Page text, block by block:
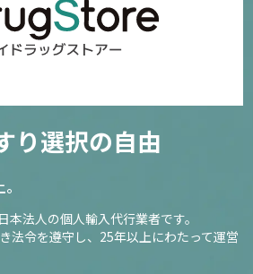
り選択の自由
本法人の個人輸入代行業者です。
法令を遵守し、 25年以上にわたって運営